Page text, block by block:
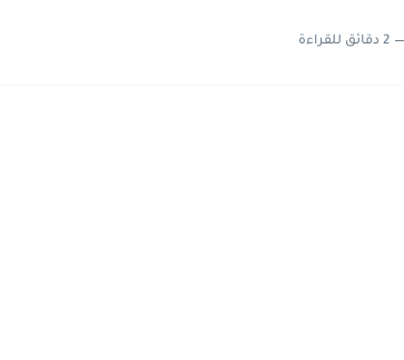
2 دقائق للقراءة